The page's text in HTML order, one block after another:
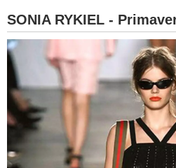
SONIA RYKIEL -